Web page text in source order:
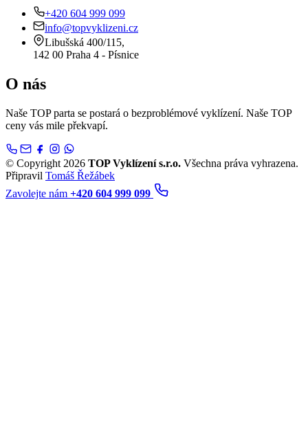
+420 604 999 099
info@topvyklizeni.cz
Libušská 400/115,
142 00 Praha 4 - Písnice
O nás
Naše TOP parta se postará o bezproblémové vyklízení. Naše TOP
ceny vás mile překvapí.
© Copyright 2026 TOP Vyklízení s.r.o. Všechna práva vyhrazena.
Připravil Tomáš Řežábek
Zavolejte nám +420 604 999 099